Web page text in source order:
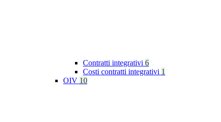
Contratti integrativi 6
Costi contratti integrativi 1
OIV 10